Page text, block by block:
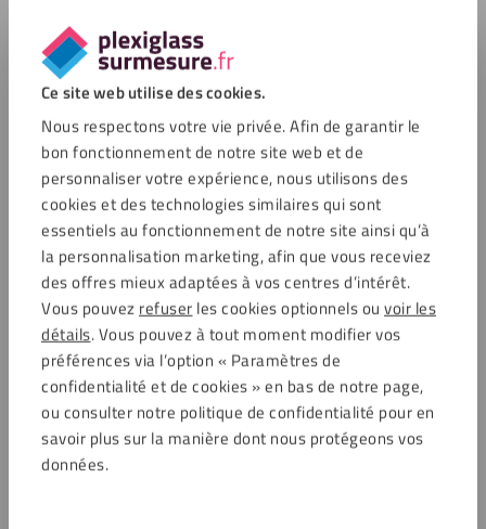
Ce site web utilise des cookies.
Nous respectons votre vie privée. Afin de garantir le
bon fonctionnement de notre site web et de
personnaliser votre expérience, nous utilisons des
cookies et des technologies similaires qui sont
essentiels au fonctionnement de notre site ainsi qu’à
la personnalisation marketing, afin que vous receviez
des offres mieux adaptées à vos centres d’intérêt.
Vous pouvezrefuserles cookies optionnels ou voir les
détails. Vous pouvez à tout moment modifier vos
préférences via l’option « Paramètres de
confidentialité et de cookies » en bas de notre page,
ou consulter notre politique de confidentialité pour en
savoir plus sur la manière dont nous protégeons vos
données.